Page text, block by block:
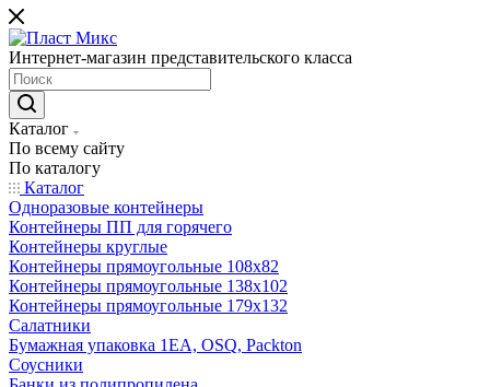
Интернет-магазин представительского класса
Каталог
По всему сайту
По каталогу
Каталог
Одноразовые контейнеры
Контейнеры ПП для горячего
Контейнеры круглые
Контейнеры прямоугольные 108х82
Контейнеры прямоугольные 138х102
Контейнеры прямоугольные 179х132
Салатники
Бумажная упаковка 1ЕА, OSQ, Packton
Соусники